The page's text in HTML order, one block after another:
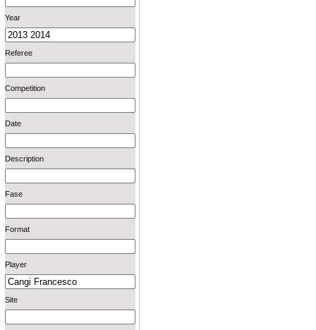
Year
Referee
Competition
Date
Description
Fase
Format
Player
Site